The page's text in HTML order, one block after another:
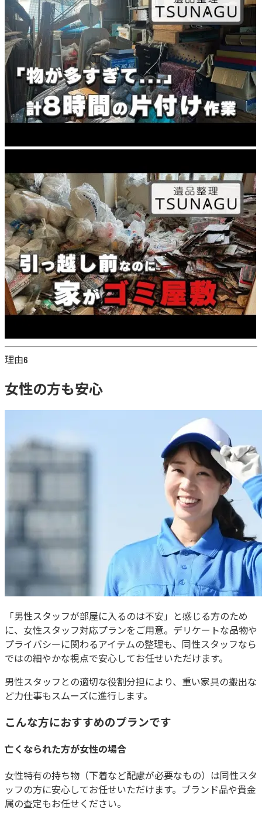
理由6
女性の方も安心
「男性スタッフが部屋に入るのは不安」と感じる方のため
に、 女性スタッフ対応プランをご用意。デリケートな品物や
プライバシーに関わるアイテムの整理も、同性スタッフなら
ではの細やかな視点で安心してお任せいただけます。
男性スタッフとの適切な役割分担により、重い家具の搬出な
ど力仕事もスムーズに進行します。
こんな方におすすめのプランです
亡くなられた方が女性の場合
女性特有の持ち物（下着など配慮が必要なもの）は同性スタ
ッフの方に安心してお任せいただけます。ブランド品や貴金
属の査定もお任せください。